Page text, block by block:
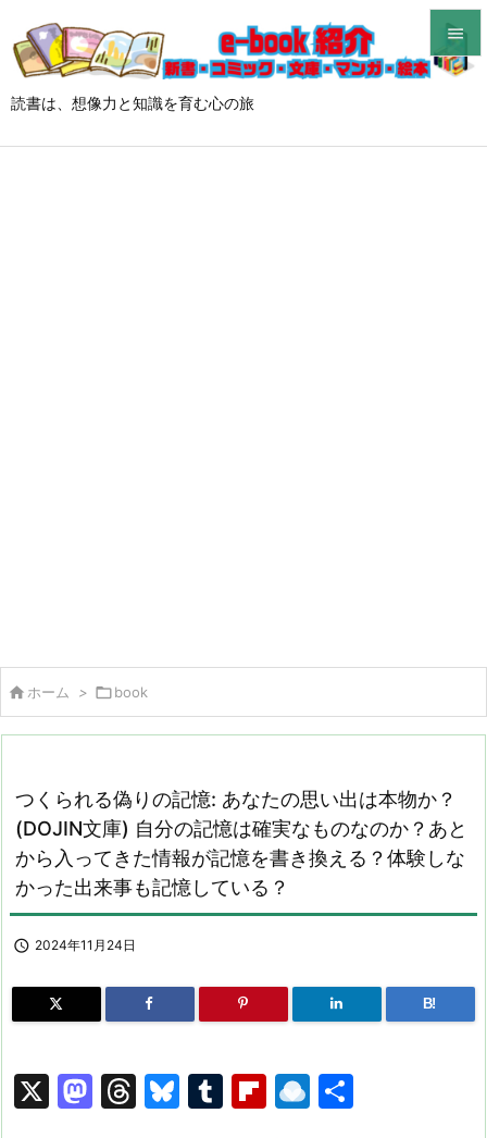
読書は、想像力と知識を育む心の旅


ホーム > book
つくられる偽りの記憶: あなたの思い出は本物か？
(DOJIN文庫) 自分の記憶は確実なものなのか？あと
から入ってきた情報が記憶を書き換える？体験しな
かった出来事も記憶している？
 2024年11月24日
B!
X
M T
Bl T
Fl R